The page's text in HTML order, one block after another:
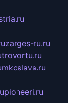
zarges-ru.ru
mkcslava.ru
pioneeri.ru